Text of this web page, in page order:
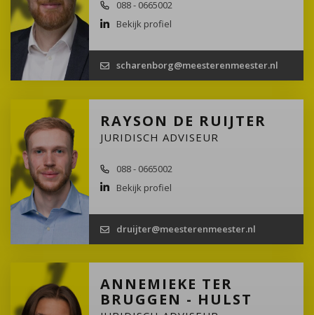
088 - 0665002
Bekijk profiel
scharenborg@meesterenmeester.nl
RAYSON DE RUIJTER
JURIDISCH ADVISEUR
088 - 0665002
Bekijk profiel
druijter@meesterenmeester.nl
ANNEMIEKE TER
BRUGGEN - HULST